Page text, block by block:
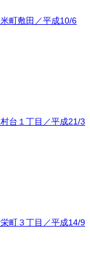
町敷田／平成10/6
台１丁目／平成21/3
町３丁目／平成14/9